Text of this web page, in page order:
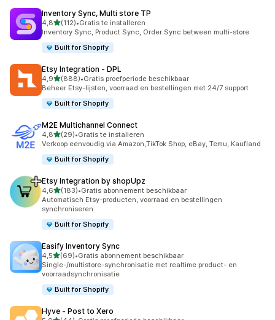
Inventory Sync, Multi store TP
4,8van 5 sterren
(112)
112 recensies in totaal
•Gratis te installeren
Inventory Sync, Product Sync, Order Sync between multi-store
Built for Shopify
Etsy Integration ‑ DPL
4,9van 5 sterren
(888)
888 recensies in totaal
•Gratis proefperiode beschikbaar
Beheer Etsy-lijsten, voorraad en bestellingen met 24/7 support
Built for Shopify
M2E Multichannel Connect
4,8van 5 sterren
(29)
29 recensies in totaal
•Gratis te installeren
Verkoop eenvoudig via Amazon,TikTok Shop, eBay, Temu, Kaufland
Built for Shopify
Etsy Integration by shopUpz
4,6van 5 sterren
(183)
183 recensies in totaal
•Gratis abonnement beschikbaar
Automatisch Etsy-producten, voorraad en bestellingen
synchroniseren
Built for Shopify
Easify Inventory Sync
4,5van 5 sterren
(69)
69 recensies in totaal
•Gratis abonnement beschikbaar
Single-/multistore-synchronisatie met realtime product- en
voorraadsynchronisatie
Built for Shopify
Hyve ‑ Post to Xero